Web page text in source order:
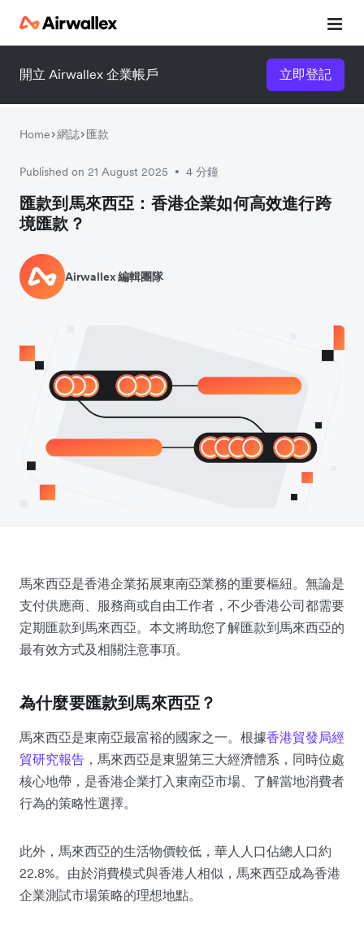
開立 Airwallex 企業帳戶 立即登記
Home 網誌 匯款
Published on 21 August 2025 • 4 分鐘
匯款到馬來西亞：香港企業如何高效進行跨
境匯款？
Airwallex 編輯團隊
馬來西亞是香港企業拓展東南亞業務的重要樞紐。無論是
支付供應商、服務商或自由工作者，不少香港公司都需要
定期匯款到馬來西亞。本文將助您了解匯款到馬來西亞的
最有效方式及相關注意事項。
為什麼要匯款到馬來西亞？
馬來西亞是東南亞最富裕的國家之一。根據香港貿發局經
貿研究報告 ，馬來西亞是東盟第三大經濟體系，同時位處
核心地帶，是香港企業打入東南亞市場、了解當地消費者
行為的策略性選擇。
此外，馬來西亞的生活物價較低，華人人口佔總人口約
22.8%。由於消費模式與香港人相似，馬來西亞成為香港
企業測試市場策略的理想地點。